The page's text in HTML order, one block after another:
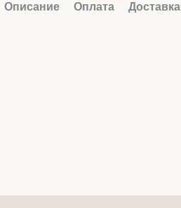
Описание Оплата Доставка